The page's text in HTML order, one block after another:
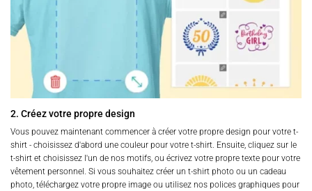
2. Créez votre propre design
Vous pouvez maintenant commencer à créer votre propre design pour votre t-
shirt - choisissez d'abord une couleur pour votre t-shirt. Ensuite, cliquez sur le
t-shirt et choisissez l'un de nos motifs, ou écrivez votre propre texte pour votre
vêtement personnel. Si vous souhaitez créer un t-shirt photo ou un cadeau
photo, téléchargez votre propre image ou utilisez nos polices graphiques pour